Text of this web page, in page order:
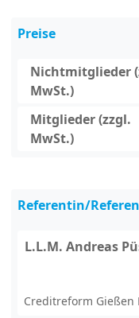
Preise
Nichtmitglieder
MwSt.)
Mitglieder (zzgl.
MwSt.)
Referentin/
L.L.M. Andreas
Creditreform Gießen